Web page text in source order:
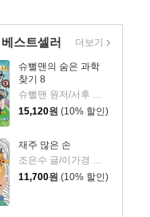
스트셀러
슈뻘맨의 숨은 과학
찾기 8
슈뻘맨 원저/서후 글/류수형 그림/샌드박스네트워크,정재형 감수
15,120원 (10% 할인)
재주 많은 손
조은수 글/이가경 그림
11,700원 (10% 할인)
더보기